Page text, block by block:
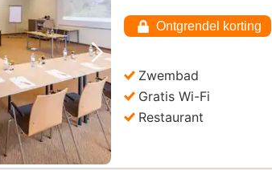
Volgende foto
€
Ontgrendel korting
Zwembad
Gratis Wi-Fi
Restaurant